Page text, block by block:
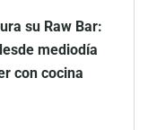
su Raw Bar:
mediodía
con cocina